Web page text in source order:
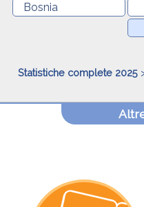
Bosnia
Statistiche complete 2025